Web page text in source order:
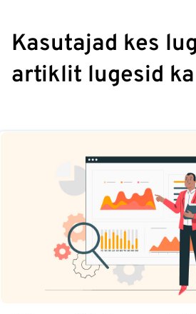
Kasutajad kes
artiklit lugesid